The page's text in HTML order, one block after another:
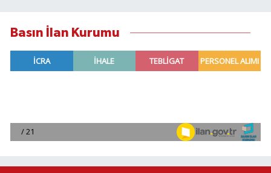
Basın İlan Kurumu